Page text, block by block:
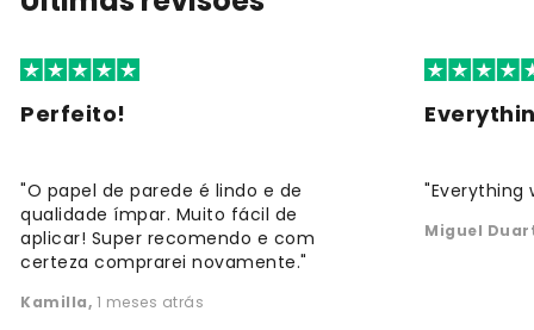
Perfeito!
"O papel de parede é lindo e de
qualidade ímpar. Muito fácil de
aplicar! Super recomendo e com
certeza comprarei novamente."
Kamilla, 1 meses atrás
"Everything
Miguel